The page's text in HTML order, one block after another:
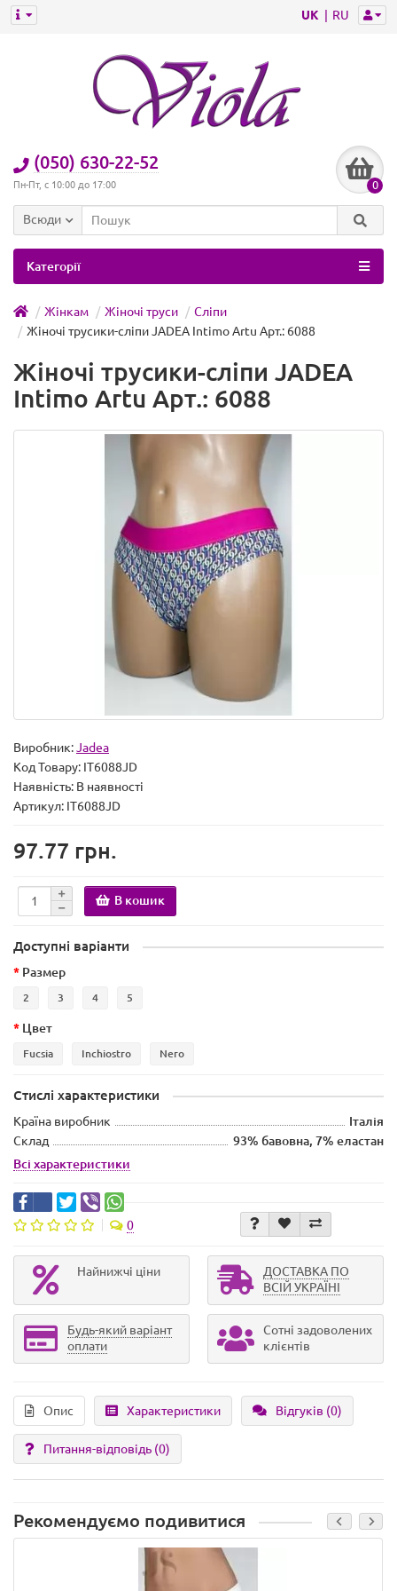
UK RU
(050) 630-22-52
Пн-Пт, с 10:00 до 17:00 0
Всюди
Категорії
Жінкам Жіночі труси
Сліпи
Жіночі трусики-сліпи JADEA Intimo Artu Арт.: 6088
Жіночі трусики-сліпи JADEA
Intimo Artu Арт.: 6088
Виробник:Jadea
Код Товару: IT6088JD
Наявність: В наявності
Артикул: IT6088JD
97.77 грн.
В кошик
Доступні варіанти
Размер
2 3 4 5
Цвет
Fucsia Inchiostro Nero
Стислі характеристики
Країна виробник
Італія
Склад
93% бавовна, 7% еластан
Всі характеристики
0
Найнижчі ціни
ДОСТАВКА ПО
ВСІЙ УКРАЇНІ
Будь-який варіант
оплати
Сотні задоволених
клієнтів
Опис Характеристики Відгуків (0)
Питання-відповідь (0)
Рекомендуємо подивитися